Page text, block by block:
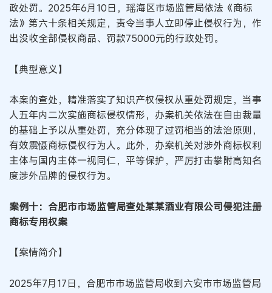
政处罚。2025年6月10日，瑶海区市场监管局依法《商标
法》第六十条相关规定，责令当事人立即停止侵权行为，作
出没收全部侵权商品、罚款75000元的行政处罚。
【典型意义】
本案的查处，精准落实了知识产权侵权从重处罚规定，当事
人五年内二次实施商标侵权情形，办案机关依法在自由裁量
的基础上予以从重处罚，充分体现了过罚相当的法治原则，
有效震慑商标侵权行为人。此外，办案机关对涉外商标权利
主体与国内主体一视同仁，平等保护，严厉打击攀附高知名
度涉外品牌的侵权行为。
案例十：合肥市市场监管局查处某某酒业有限公司侵犯注册
商标专用权案
【案情简介】
2025年7月17日，合肥市市场监管局收到六安市市场监管局